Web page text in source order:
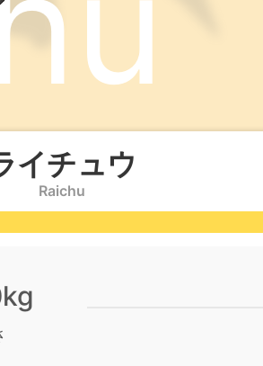
イチュウ
Raichu